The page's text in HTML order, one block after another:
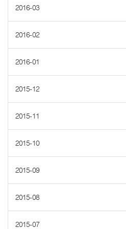
2016-03
2016-02
2016-01
2015-12
2015-11
2015-10
2015-09
2015-08
2015-07